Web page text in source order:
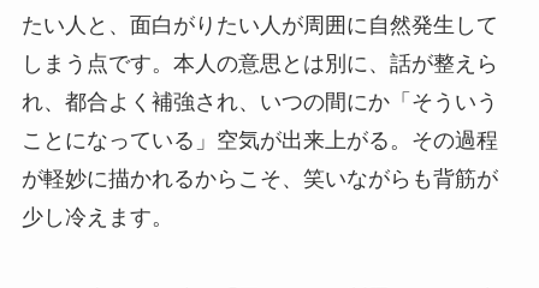
たい人と、面白がりたい人が周囲に自然発生して
しまう点です。本人の意思とは別に、話が整えら
れ、都合よく補強され、いつの間にか「そういう
ことになっている」空気が出来上がる。その過程
が軽妙に描かれるからこそ、笑いながらも背筋が
少し冷えます。